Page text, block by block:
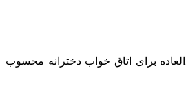
برای اتاق خواب دخترانه محسوب